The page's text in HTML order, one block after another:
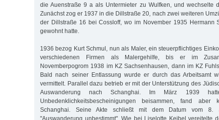
die Auenstraße 9 a als Untermieter zu Wulfken, und wechselte
Zunächst zog er 1937 in die Dillstraße 20, nach zwei weiteren
der Dillstraße 16 bei Cossloff, wo im November 1935 Hermann
gewohnt hatte.
1936 bezog Kurt Schmul, nun als Maler, ein steuerpflichtiges
verschiedenen Firmen als Malergehilfe, bis er im
Novemberpogrom 1938 im KZ Sachsenhausen, dann im KZ
Bald nach seiner Entlassung wurde er durch das Arbeitsamt
vermittelt. Parallel dazu betrieb er mit der Unterstützung des
Auswanderung nach Schanghai. Im März 1939
Unbedenklichkeitsbescheinigungen beisammen, fand
Schanghai. Seine Akte schließt mit dem Datum vom 8.
"Auswanderung unbestimmt". Wie bei Liselotte Keibel vereitelte